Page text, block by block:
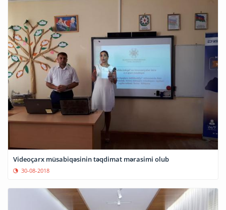
Videoçarx müsabiqəsinin təqdimat mərasimi olub
30-08-2018